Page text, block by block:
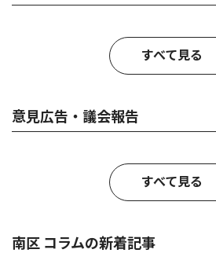
すべて見る
意見広告・議会報告
すべて見る
南区 コラムの新着記事